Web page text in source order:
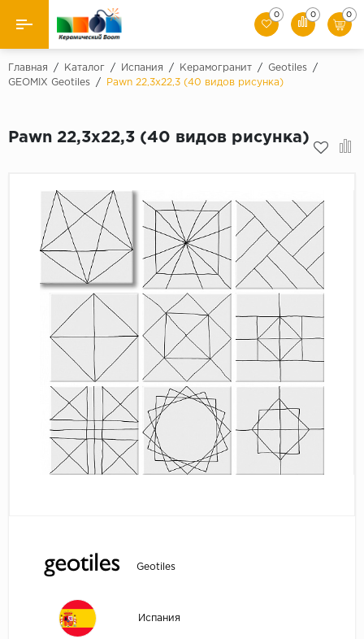
Назад
Керамическая плитка
Мозаики
Искусственный камень
Клинкер
0 0 0
Главная / Каталог / Испания / Керамогранит / Geotiles
/
GEOMIX Geotiles
/ Pawn 22,3x22,3 (40 видов рисунка)
Pawn 22,3x22,3 (40 видов рисунка)
Geotiles
Испания